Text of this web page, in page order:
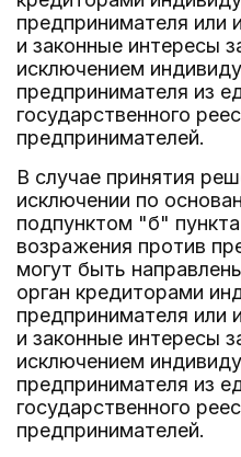
предпринимателя или
и законные интересы
исключением
предпринимателя из
государственного
предпринимателей.
В случае принятия
исключении по
подпунктом "б"
возражения против
могут быть
орган кредиторами
предпринимателя или
и законные интересы
исключением
предпринимателя из
государственного
предпринимателей.